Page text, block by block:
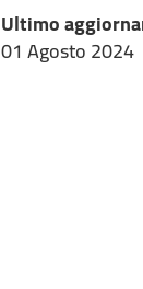
Ultimo
01 Agosto 2024